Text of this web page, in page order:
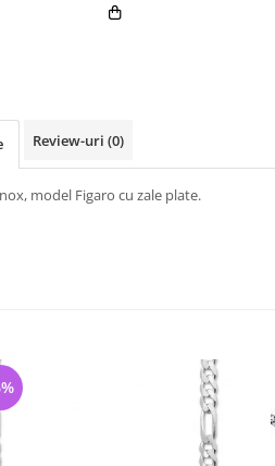
Review-uri (0)
model Figaro cu zale plate.